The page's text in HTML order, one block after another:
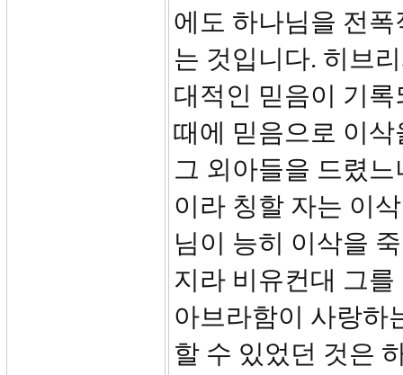
에도 하나님을 전
는 것입니다. 히브
대적인 믿음이 기
때에 믿음으로 이
그 외아들을 드렸
이라 칭할 자는 이
님이 능히 이삭을
지라 비유컨대 그
아브라함이 사랑하
할 수 있었던 것은